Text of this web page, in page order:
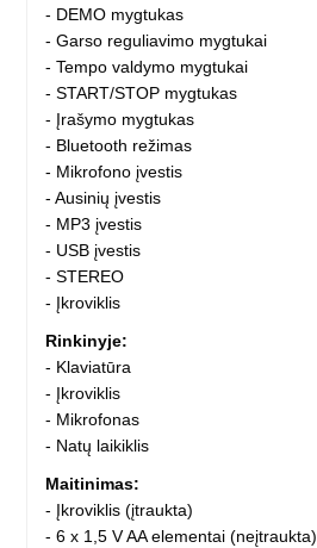
- DEMO mygtukas
- Garso reguliavimo mygtukai
- Tempo valdymo mygtukai
- START/STOP mygtukas
- Įrašymo mygtukas
- Bluetooth režimas
- Mikrofono įvestis
- Ausinių įvestis
- MP3 įvestis
- USB įvestis
- STEREO
- Įkroviklis
Rinkinyje:
- Klaviatūra
- Įkroviklis
- Mikrofonas
- Natų laikiklis
Maitinimas:
- Įkroviklis (įtraukta)
- 6 x 1,5 V AA elementai (neįtraukta)